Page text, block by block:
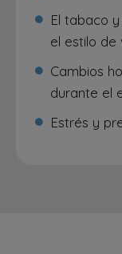
El tabaco
el estilo de
Cambios
durante el
Estrés y